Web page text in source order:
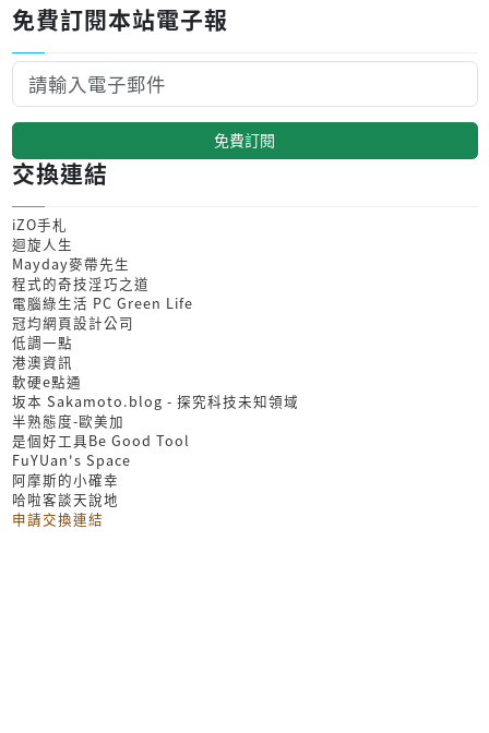
免費訂閱本站電子報
免費訂閱
交換連結
iZO手札
迴旋人生
Mayday麥帶先生
程式的奇技淫巧之道
電腦綠生活 PC Green Life
冠均網頁設計公司
低調一點
港澳資訊
軟硬e點通
坂本 Sakamoto.blog - 探究科技未知領域
半熟態度-歐美加
是個好工具Be Good Tool
FuYUan's Space
阿摩斯的小確幸
哈啦客談天說地
申請交換連結